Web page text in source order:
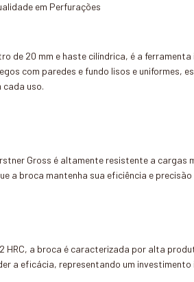
em Perfurações
de 20 mm e haste cilíndrica, é a
com paredes e fundo lisos e uniformes,
uso.
Gross é altamente resistente a
a broca mantenha sua eficiência e
HRC, a broca é caracterizada por alta
a eficácia, representando um